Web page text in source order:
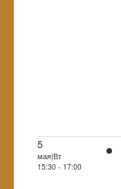
5
мая|Вт
15:30 - 17:00